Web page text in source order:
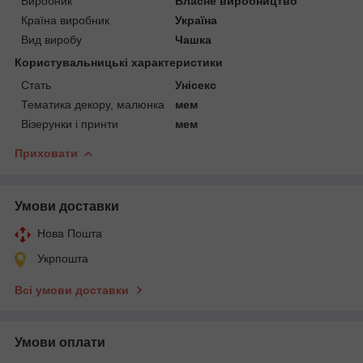
Країна виробник
Україна
Вид виробу
Чашка
Користувальницькі характеристики
Стать
Унісекс
Тематика декору, малюнка
мем
Візерунки і принти
мем
Приховати
Умови доставки
Нова Пошта
Укрпошта
Всі умови доставки
Умови оплати